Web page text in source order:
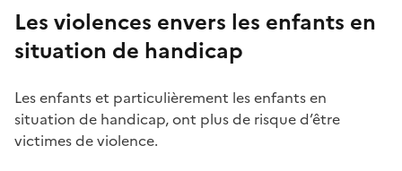
Les violences envers les enfants en
situation de handicap
Les enfants et particulièrement les enfants en
situation de handicap, ont plus de risque d’être
victimes de violence.